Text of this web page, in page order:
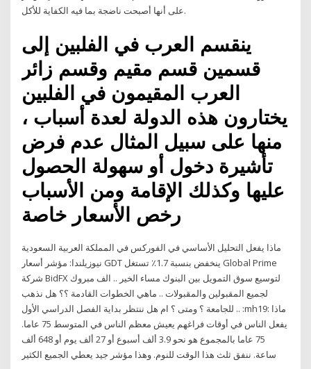
على أنها أصبحت ناضجة بما فيه الكفاية للأكل.
ينقسم العرب في الفلبين إلى
قسمين قسم مقيم وقسم زائر
العرب المقيمون في الفلبين
يختارون هذه الدولة لعدة أسباب ،
منها على سبيل المثال عدم فرض
تأشيرة دخول أو سهولة الحصول
عليها وكذلك الإقامة ومن الأسباب
رخص الأسعار خاصة
ماذا يفعل التحليل الأساسي في الفوركس في المملكة العربية السعودية
نيوزيلندا: مؤشر أسعار GDT ينخفض بنسبة 1.7٪ تستغل Global Prime
شركة BidFX لتوسيع سوق التمويل بين البنوك مساء الخير .. الف مبروك
لجميع المقبولين والمقبولات .. ماهي الخطوات القادمة ؟؟ هل نذهب
للجامعة ؟ ومتى ؟ ام هل ننتظر بداية الفصل الدراسي الأول .. :mh19: ماذا
يفعل الناس في أوقات فراغهم يعيش معظم الناس في المتوسط 75 عاما.
75 عاما بالمجموع هو نحو 3.9 ألف أسبوع أو 27 ألف يوم أو 648 ألف
ساعة. ننفق ثلث هذا الوقت للنوم. وهذا مؤشر جيد يعطي الجميع الكثير